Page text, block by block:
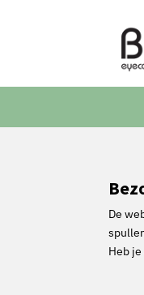
De
Heb